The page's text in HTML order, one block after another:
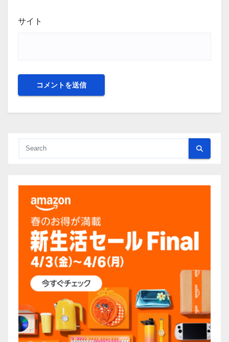
サイト